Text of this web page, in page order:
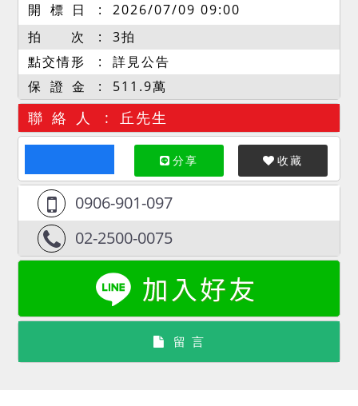
開 標 日
2026/07/09 09:00
拍 次
3拍
點交情形
詳見公告
保 證 金
511.9萬
聯 絡 人 丘先生
分享 收藏
0906-901-097
02-2500-0075
留 言